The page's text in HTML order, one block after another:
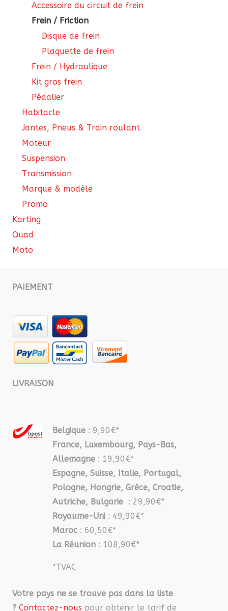
Accessoire du circuit de frein
Frein / Friction
Disque de frein
Plaquette de frein
Frein / Hydraulique
Kit gros frein
Pédalier
Habitacle
Jantes, Pneus & Train roulant
Moteur
Suspension
Transmission
Marque & modèle
Promo
Karting
Quad
Moto
PAIEMENT
LIVRAISON
Belgique : 9,90€*
France, Luxembourg, Pays-Bas,
Allemagne : 19,90€*
Espagne, Suisse, Italie, Portugal,
Pologne, Hongrie, Grèce, Croatie,
Autriche, Bulgarie : 29,90€*
Royaume-Uni : 49,90€*
Maroc : 60,50€*
La Réunion : 108,90€*
*TVAC
Votre pays ne se trouve pas dans la liste
? Contactez-nous pour obtenir le tarif de